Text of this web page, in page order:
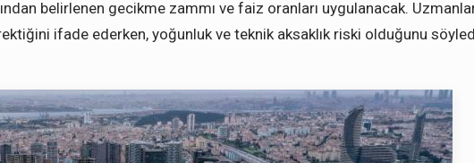
belirlenen gecikme zammı ve faiz oranları uygulanacak.
ifade ederken, yoğunluk ve teknik aksaklık riski olduğunu